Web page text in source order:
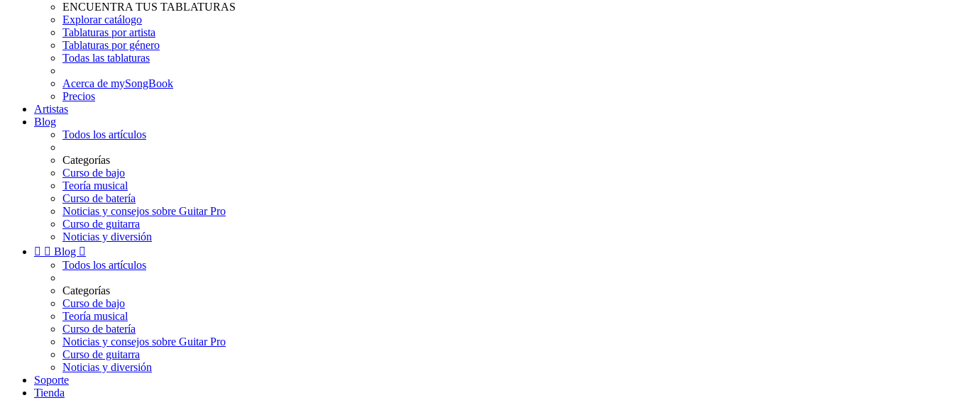
ENCUENTRA TUS TABLATURAS
Explorar catálogo
Tablaturas por artista
Tablaturas por género
Todas las tablaturas
Acerca de mySongBook
Precios
Artistas
Blog
Todos los artículos
Categorías
Curso de bajo
Teoría musical
Curso de batería
Noticias y consejos sobre Guitar Pro
Curso de guitarra
Noticias y diversión
  Blog 
Todos los artículos
Categorías
Curso de bajo
Teoría musical
Curso de batería
Noticias y consejos sobre Guitar Pro
Curso de guitarra
Noticias y diversión
Soporte
Tienda